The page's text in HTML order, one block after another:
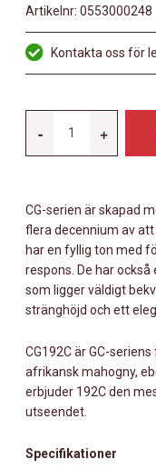
Artikelnr: 0553000248
Kontakta oss för
-
CG192C
+
CG-serien är skapad
flera decennium av
har en fyllig ton med
respons. De har
som ligger väldigt
stränghöjd och ett
CG192C är GC-
afrikansk mahogny,
erbjuder 192C den
utseendet.
Specifikationer